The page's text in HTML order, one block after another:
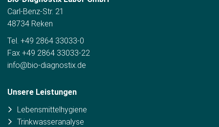
Carl-Benz-Str. 21
48734 Reken
Tel. +49 2864 33033-0
Fax +49 2864 33033-22
info@bio-diagnostix.de
Unsere Leistungen
Lebensmittelhygiene
Trinkwasseranalyse